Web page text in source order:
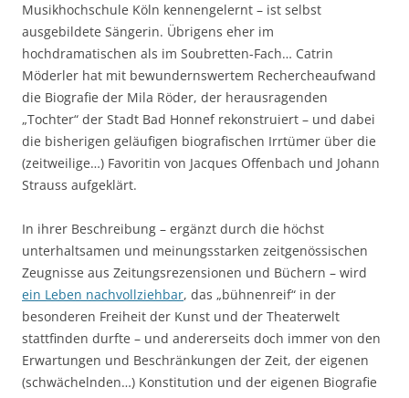
Musikhochschule Köln kennengelernt – ist selbst
ausgebildete Sängerin. Übrigens eher im
hochdramatischen als im Soubretten-Fach… Catrin
Möderler hat mit bewundernswertem Rechercheaufwand
die Biografie der Mila Röder, der herausragenden
„Tochter“ der Stadt Bad Honnef rekonstruiert – und dabei
die bisherigen geläufigen biografischen Irrtümer über die
(zeitweilige…) Favoritin von Jacques Offenbach und Johann
Strauss aufgeklärt.
In ihrer Beschreibung – ergänzt durch die höchst
unterhaltsamen und meinungsstarken zeitgenössischen
Zeugnisse aus Zeitungsrezensionen und Büchern – wird
ein Leben nachvollziehbar, das „bühnenreif“ in der
besonderen Freiheit der Kunst und der Theaterwelt
stattfinden durfte – und andererseits doch immer von den
Erwartungen und Beschränkungen der Zeit, der eigenen
(schwächelnden…) Konstitution und der eigenen Biografie